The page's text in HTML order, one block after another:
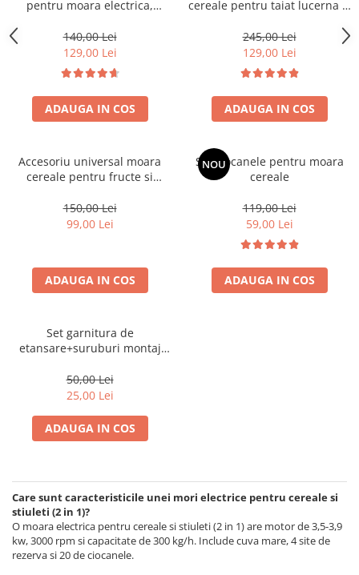
pentru moara electrica,
140,00 Lei
129,00 Lei
ADAUGA IN COS
cereale pentru taiat lucerna si
245,00 Lei
129,00 Lei
ADAUGA IN COS
Accesoriu universal moara
cereale pentru fructe si
150,00 Lei
99,00 Lei
ADAUGA IN COS
NOU
Set ciocanele pentru moara
cereale
119,00 Lei
59,00 Lei
ADAUGA IN COS
Set garnitura de
etansare+suruburi montaj
50,00 Lei
25,00 Lei
ADAUGA IN COS
Care sunt caracteristicile unei mori electrice pentru cereale si
stiuleti (2 in 1)?
O moara electrica pentru cereale si stiuleti (2 in 1) are motor de 3,5-3,9
kw, 3000 rpm si capacitate de 300 kg/h. Include cuva mare, 4 site de
rezerva si 20 de ciocanele.